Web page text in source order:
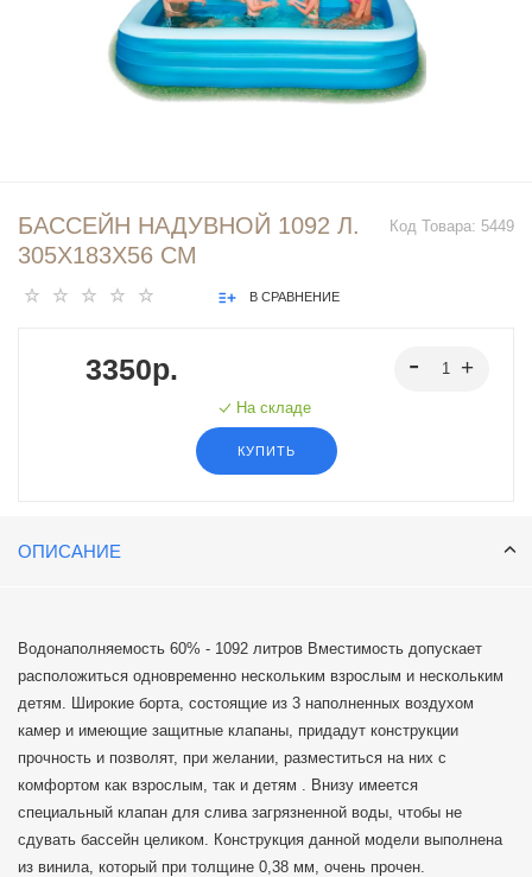
Код Товара: 5449
БАССЕЙН НАДУВНОЙ 1092 Л.
305Х183Х56 СМ
В СРАВНЕНИЕ
3350р.
На складе
КУПИТЬ
ОПИСАНИЕ
Водонаполняемость 60% - 1092 литров Вместимость допускает
расположиться одновременно нескольким взрослым и нескольким
детям. Широкие борта, состоящие из 3 наполненных воздухом
камер и имеющие защитные клапаны, придадут конструкции
прочность и позволят, при желании, разместиться на них с
комфортом как взрослым, так и детям . Внизу имеется
специальный клапан для слива загрязненной воды, чтобы не
сдувать бассейн целиком. Конструкция данной модели выполнена
из винила, который при толщине 0,38 мм, очень прочен.